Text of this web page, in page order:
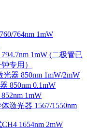
764nm 1mW
1mW (二极管已
专用）
器 850nm 1mW/2mW
850nm 0.1mW
1mW
激光器 1567/1550nm
1654nm 2mW